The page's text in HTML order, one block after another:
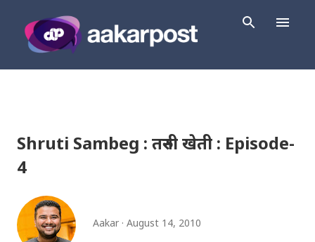
Shruti Sambeg : तरुनी खेती : Episode-
4
Aakar August 14, 2010